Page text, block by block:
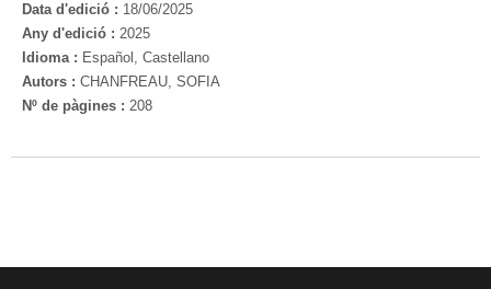
Data d'edició : 18/06/2025
Any d'edició : 2025
Idioma : Español, Castellano
Autors : CHANFREAU, SOFIA
Nº de pàgines : 208